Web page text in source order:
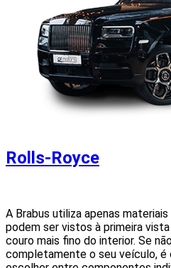
Rolls-Royce
A Brabus utiliza apenas
podem ser vistos à primeira
couro mais fino do interior. Se
completamente o seu veículo, é